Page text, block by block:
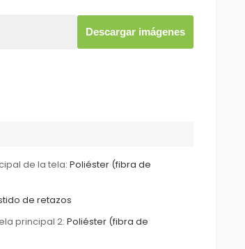
Descargar imágenes
de la tela: Poliéster (fibra de
de retazos
principal 2: Poliéster (fibra de